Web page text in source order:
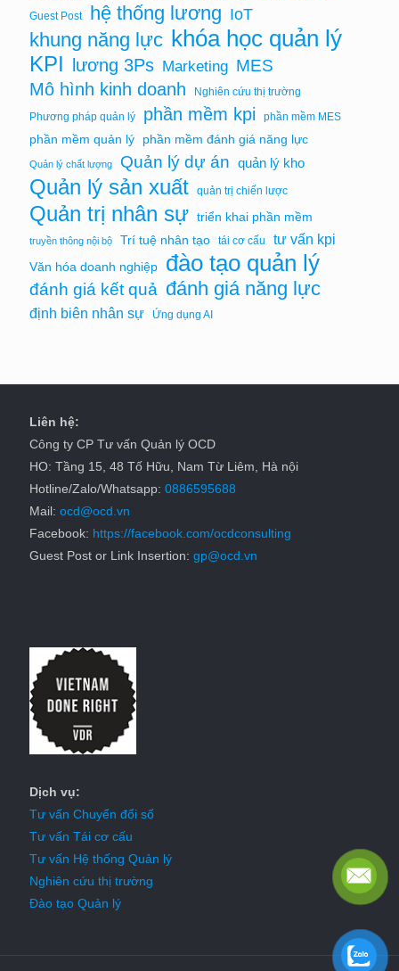
Guest Post hệ thống lương IoT
khung năng lực khóa học quản lý
KPI lương 3Ps Marketing MES
Mô hình kinh doanh
Nghiên cứu thị trường
Phương pháp quản lý
phần mềm kpi phần mềm MES
phần mềm quản lý phần mềm đánh giá năng lực
Quản lý chất lượng Quản lý dự án quản lý kho
Quản lý sản xuất quản trị chiến lược
Quản trị nhân sự triển khai phần mềm
truyền thông nội bộ Trí tuệ nhân tạo tái cơ cấu tư vấn kpi
Văn hóa doanh nghiệp đào tạo quản lý
đánh giá kết quả đánh giá năng lực
định biên nhân sự Ứng dụng AI
Liên hệ:
Công ty CP Tư vấn Quản lý OCD
HO: Tầng 15, 48 Tố Hữu, Nam Từ Liêm, Hà nội
Hotline/Zalo/Whatsapp: 0886595688
Mail: ocd@ocd.vn
Facebook: https://facebook.com/ocdconsulting
Guest Post or Link Insertion: gp@ocd.vn
Dịch vụ:
Tư vấn Chuyển đổi số
Tư vấn Tái cơ cấu
Tư vấn Hệ thống Quản lý
Nghiên cứu thị trường
Đào tạo Quản lý